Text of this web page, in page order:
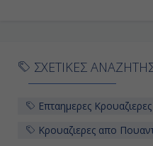
ΣΧΕΤΙΚΕΣ
Επταημερες Κρουαζιερες
Κρουαζιερες απο